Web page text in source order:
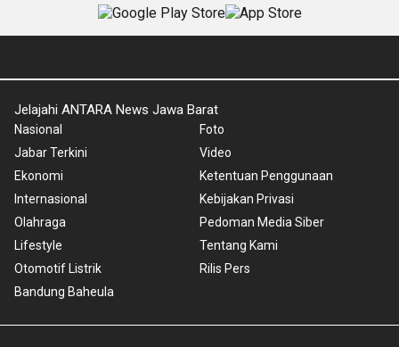
Jelajahi ANTARA News Jawa Barat
Nasional
Jabar Terkini
Ekonomi
Internasional
Olahraga
Lifestyle
Otomotif Listrik
Bandung Baheula
Foto
Video
Ketentuan Penggunaan
Kebijakan Privasi
Pedoman Media Siber
Tentang Kami
Rilis Pers